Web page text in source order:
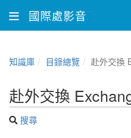
國際處影音
知識庫 目錄總覽 赴外交換
赴外交換
搜尋